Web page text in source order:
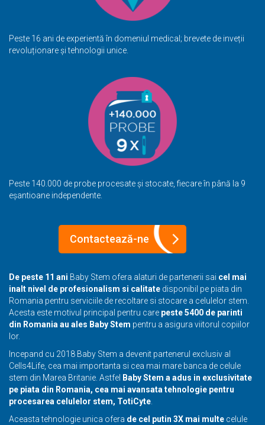
Peste 16 ani de experientă în domeniul medical; brevete de inveții
revoluționare și tehnologii unice.
Peste 140.000 de probe procesate și stocate, fiecare în până la 9
eșantioane independente.
Contactează-ne
De peste 11 ani Baby Stem ofera alaturi de partenerii sai cel mai
inalt nivel de profesionalism si calitate disponibil pe piata din
Romania pentru serviciile de recoltare si stocare a celulelor stem
Acesta este motivul principal pentru care peste 5400 de parinti
din Romania au ales Baby Stem pentru a asigura viitorul copiilor
lor.
Incepand cu 2018 Baby Stem a devenit partenerul exclusiv al
Cells4Life, cea mai importanta si cea mai mare banca de celule
stem din Marea Britanie. Astfel Baby Stem a adus in exclusivitate
pe piata din Romania, cea mai avansata tehnologie pentru
procesarea celulelor stem, TotiCyte
Aceasta tehnologie unica ofera de cel putin 3X mai multe celule